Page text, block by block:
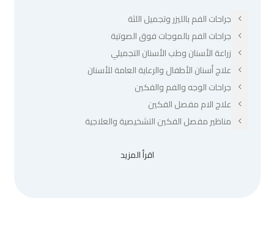
جراحات الفم بالليزر وتجميل اللثة
جراحات الفم بالموجات فوق الصوتية
زراعة الأسنان وطب الأسنان التجميلي
علاج أسنان الأطفال والرعاية العامة للأسنان
جراحات الوجه والفم والفكين
علاج الام مفصل الفكين
مناظير مفصل الفكين التشخيصية والعلاجية
اقرأ المزيد